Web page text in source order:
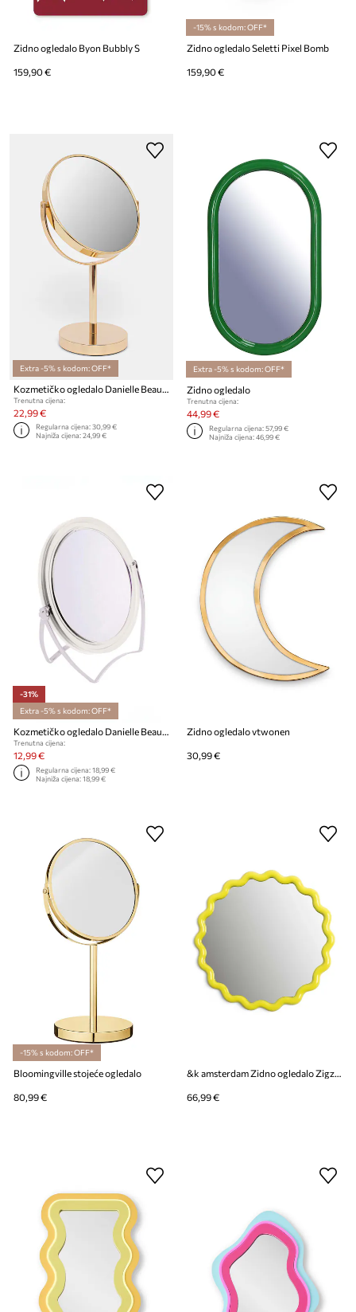
Zidno ogledalo Byon Bubbly S
159,90 €
-15% s kodom: OFF*
Zidno ogledalo Seletti Pixel Bomb
159,90 €
Extra -5% s kodom: OFF*
Kozmetičko ogledalo Danielle Beauty 1x/5x
Trenutna cijena:
22,99 €
Regularna cijena:30,99 €
Najniža cijena:24,99 €
Extra -5% s kodom: OFF*
Zidno ogledalo
Trenutna cijena:
44,99 €
Regularna cijena:57,99 €
Najniža cijena:46,99 €
-31%
Extra -5% s kodom: OFF*
Kozmetičko ogledalo Danielle Beauty Easel Clear
Trenutna cijena:
12,99 €
Regularna cijena:18,99 €
Najniža cijena:18,99 €
Zidno ogledalo vtwonen
30,99 €
-15% s kodom: OFF*
Bloomingville stojeće ogledalo
80,99 €
&k amsterdam Zidno ogledalo Zigzag Yellow
66,99 €